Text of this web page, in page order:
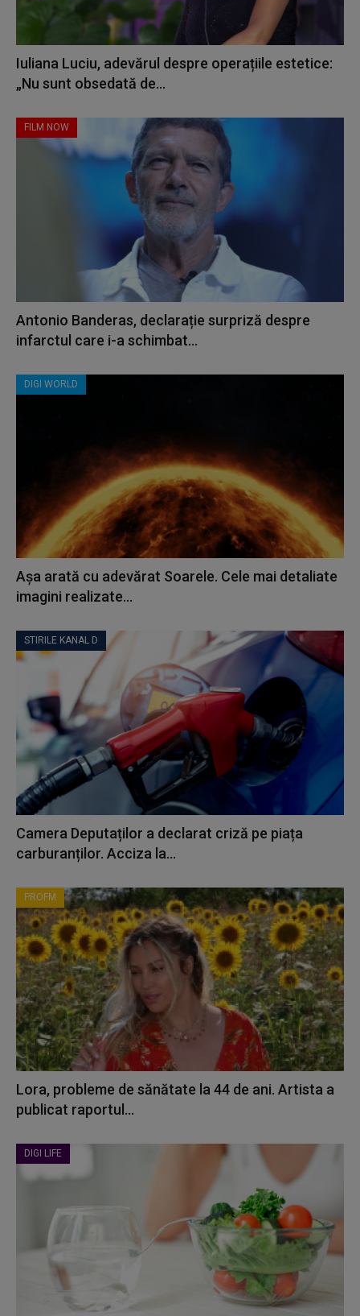
Iuliana Luciu, adevărul despre operațiile estetice:
„Nu sunt obsedată de...
FILM NOW
Antonio Banderas, declarație surpriză despre
infarctul care i-a schimbat...
DIGI WORLD
Așa arată cu adevărat Soarele. Cele mai detaliate
imagini realizate...
STIRILE KANAL D
Camera Deputaților a declarat criză pe piața
carburanților. Acciza la...
PROFM
Lora, probleme de sănătate la 44 de ani. Artista a
publicat raportul...
DIGI LIFE